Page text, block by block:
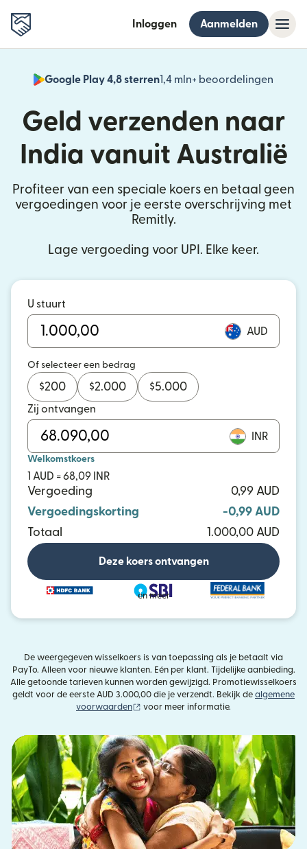
Inloggen Aanmelden
Google Play 4,8 sterren1,4 mln+ beoordelingen
Geld verzenden naar
India vanuit Australië
Profiteer van een speciale koers en betaal geen
vergoedingen voor je eerste overschrijving met
Remitly.
Lage vergoeding voor UPI. Elke keer.
U stuurt
AUD
Of selecteer een bedrag
$200 $2.000 $5.000
Zij ontvangen
INR
Welkomstkoers
1 AUD = 68,09 INR
Vergoeding
0,99 AUD
Vergoedingskorting
-0,99 AUD
Totaal
1.000,00 AUD
Deze koers ontvangen
en meer
De weergegeven wisselkoers is van toepassing als je betaalt via
PayTo. Alleen voor nieuwe klanten. Eén per klant. Tijdelijke aanbieding.
Alle getoonde tarieven kunnen worden gewijzigd. Promotiewisselkoers
geldt voor de eerste AUD 3.000,00 die je verzendt. Bekijk de algemene
voorwaarden
(wordt geopend in een nieuw venster)
voor meer informatie.